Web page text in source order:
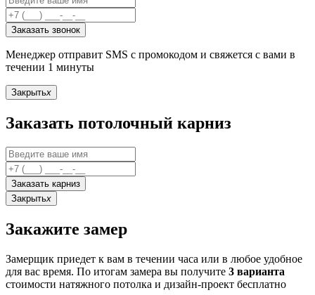
Заказать звонок
Менеджер отправит SMS с промокодом и свяжется с вами в
течении 1 минуты
Закрытьx
Заказать потолочный карниз
Заказать карниз
Закрытьx
Закажите замер
Замерщик приедет к вам в течении часа или в любое удобное
для вас время. По итогам замера вы получите 3 варианта
стоимости натяжного потолка и дизайн-проект бесплатно